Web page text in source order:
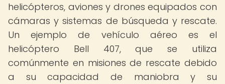
helicópteros, aviones y drones equipados con
cámaras y sistemas de búsqueda y rescate.
Un ejemplo de vehículo aéreo es el
helicóptero Bell 407, que se utiliza
comúnmente en misiones de rescate debido
a su capacidad de maniobra y su